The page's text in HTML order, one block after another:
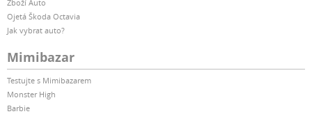
Zboží Auto
Ojetá Škoda Octavia
Jak vybrat auto?
Mimibazar
Testujte s Mimibazarem
Monster High
Barbie